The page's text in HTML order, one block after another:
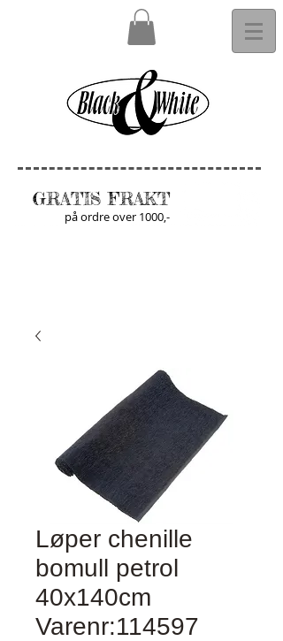
GRATIS FRAKT
på ordre over 1000,-
Løper chenille
bomull petrol
40x140cm
Varenr:114597